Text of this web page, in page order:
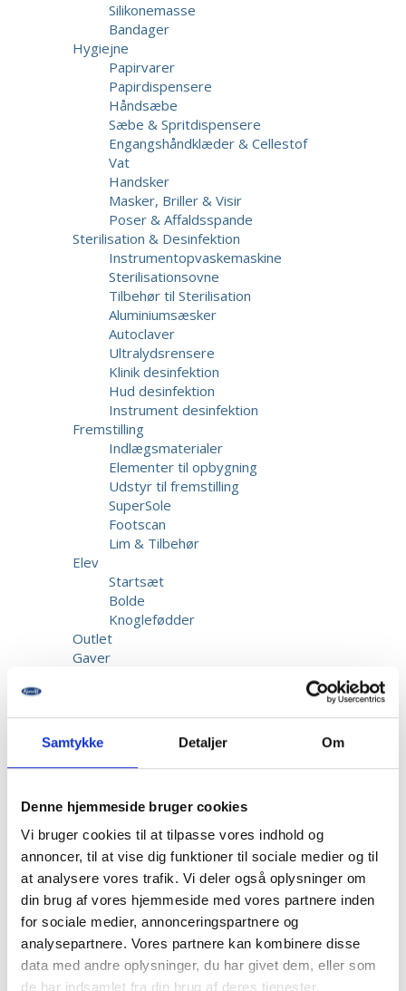
Samtykke Detaljer Om
Denne hjemmeside bruger cookies
Vi bruger cookies til at tilpasse vores indhold og
annoncer, til at vise dig funktioner til sociale medier og til
at analysere vores trafik. Vi deler også oplysninger om
din brug af vores hjemmeside med vores partnere inden
for sociale medier, annonceringspartnere og
analysepartnere. Vores partnere kan kombinere disse
data med andre oplysninger, du har givet dem, eller som
de har indsamlet fra din brug af deres tjenester.
Silikonemasse
Bandager
Hygiejne
Papirvarer
Papirdispensere
Håndsæbe
Sæbe & Spritdispensere
Engangshåndklæder & Cellestof
Vat
Handsker
Masker, Briller & Visir
Poser & Affaldsspande
Sterilisation & Desinfektion
Instrumentopvaskemaskine
Sterilisationsovne
Tilbehør til Sterilisation
Aluminiumsæsker
Autoclaver
Ultralydsrensere
Klinik desinfektion
Hud desinfektion
Instrument desinfektion
Fremstilling
Indlægsmaterialer
Elementer til opbygning
Udstyr til fremstilling
SuperSole
Footscan
Lim & Tilbehør
Elev
Startsæt
Bolde
Knoglefødder
Outlet
Gaver
Bolde
Knoglefødder
Kundeservice
Reparation & Service
Returnering
Fragt & Levering
Garanti & Reklamation
Priser
Betaling
Beskadigede forsendelser
Information
Opret bruger
Kontakt os
Dansk Fodmesse